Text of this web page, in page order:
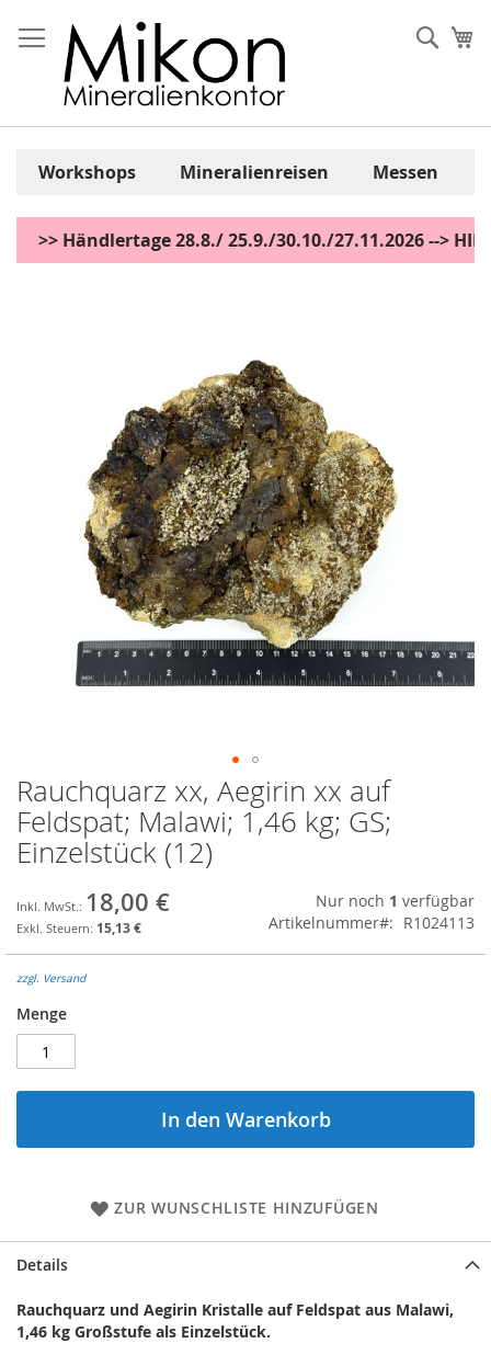
Inhalt
springen
Workshops Mineralienreisen Messen
>> Händlertage 28.8./ 25.9./30.10./27.11.2026 -->
Zum
Anfang
der
Bildgalerie
Rauchquarz xx, Aegirin xx auf
Feldspat; Malawi; 1,46 kg; GS;
Einzelstück (12)
18,00 €
15,13 €
Nur noch 1 verfügbar
Artikelnummer
R1024113
zzgl. Versand
Menge
In den Warenkorb
ZUR WUNSCHLISTE HINZUFÜGEN
Details
Rauchquarz und Aegirin Kristalle auf Feldspat aus Malawi,
1,46 kg Großstufe als Einzelstück.